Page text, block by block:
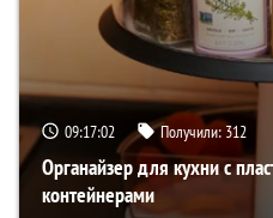
09:17:01 Получили: 312
Органайзер для кухни с
контейнерами